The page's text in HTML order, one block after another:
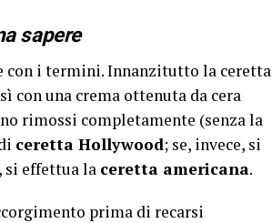
sapere
con i termini. Innanzitutto la ceretta
con una crema ottenuta da cera
rimossi completamente (senza la
ceretta Hollywood; se, invece, si
si effettua la ceretta americana.
prima di recarsi